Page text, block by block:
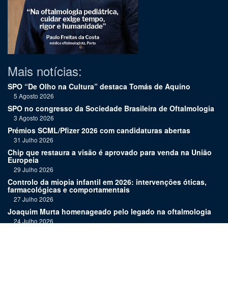
Mais notícias:
SPO “De Olho na Cultura” destaca Tomás de Aquino
5 Agosto 2026
SPO no congresso da Sociedade Brasileira de Oftalmologia
3 Agosto 2026
Prémios SCML/Pfizer 2026 com candidaturas abertas
31 Julho 2026
Chip que restaura a visão é aprovado para venda na União
Europeia
29 Julho 2026
Controlo da miopia infantil em 2026: intervenções óticas,
farmacológicas e comportamentais
27 Julho 2026
Joaquim Murta homenageado pelo legado na oftalmologia
24 Julho 2026